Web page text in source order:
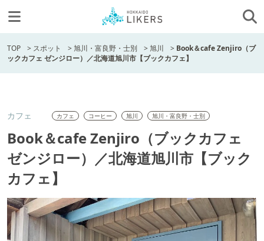
TOP > スポット >旭川・富良野・士別 >旭川 > Book＆cafe Zenjiro（ブ
ックカフェ ゼンジロー）／北海道旭川市【ブックカフェ】
カフェ カフェ コーヒー 旭川 旭川・富良野・士別
Book＆cafe Zenjiro（ブックカフェ
ゼンジロー）／北海道旭川市【ブック
カフェ】